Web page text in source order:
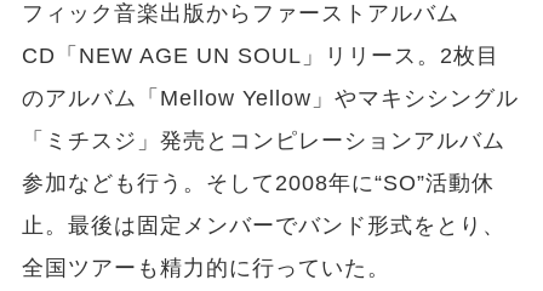
フィック音楽出版からファーストアルバム
CD「NEW AGE UN SOUL」リリース。2枚目
のアルバム「Mellow Yellow」やマキシシングル
「ミチスジ」発売とコンピレーションアルバム
参加なども行う。そして2008年に“SO”活動休
止。最後は固定メンバーでバンド形式をとり、
全国ツアーも精力的に行っていた。